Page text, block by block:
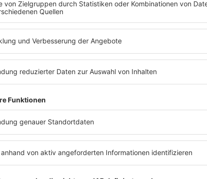
und gib dir Raum,
zu treffen,
Nutze die vielen
berufliche Reise zu
Schritt
sind ein
in die Vielzahl der
analysieren deine
mit dem Ziel, dir